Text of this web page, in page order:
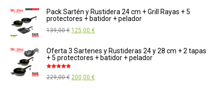
original
era:
actual
es:
Pack Sartén y Rustidera 24 cm + Grill Rayas + 5
protectores + batidor + pelador
139,00€ El
original
139,00 €.
125,00 €El
actual
125,00 €.
Oferta 3 Sartenes y Rustideras 24 y 28 cm + 2 tapas
+ 5 protectores + batidor + pelador
con5.00de
229,00€ El
200,00 €El